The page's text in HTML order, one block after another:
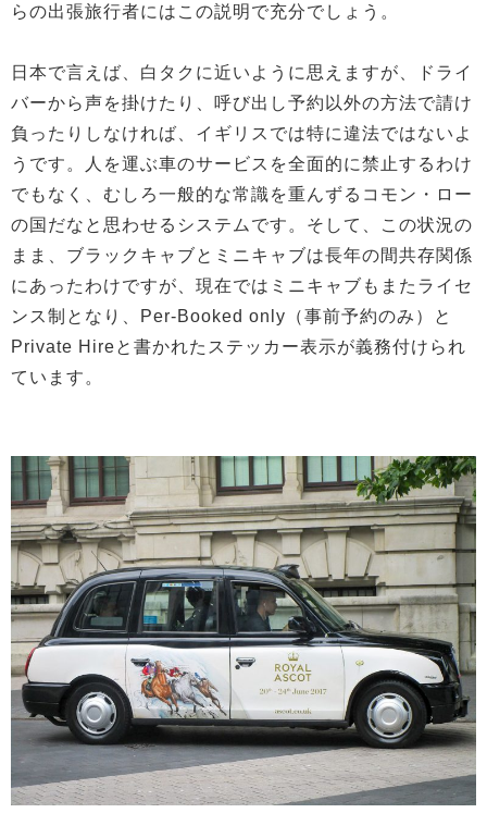
らの出張旅行者にはこの説明で充分でしょう。
日本で言えば、白タクに近いように思えますが、ドライ
バーから声を掛けたり、呼び出し予約以外の方法で請け
負ったりしなければ、イギリスでは特に違法ではないよ
うです。人を運ぶ車のサービスを全面的に禁止するわけ
でもなく、むしろ一般的な常識を重んずるコモン・ロー
の国だなと思わせるシステムです。そして、この状況の
まま、ブラックキャブとミニキャブは長年の間共存関係
にあったわけですが、現在ではミニキャブもまたライセ
ンス制となり、Per-Booked only（事前予約のみ）と
Private Hireと書かれたステッカー表示が義務付けられ
ています。